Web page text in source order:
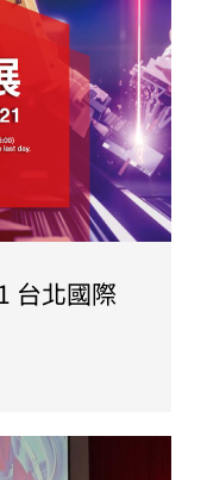
台北國際